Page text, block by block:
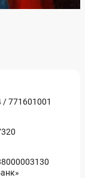
/ 771601001